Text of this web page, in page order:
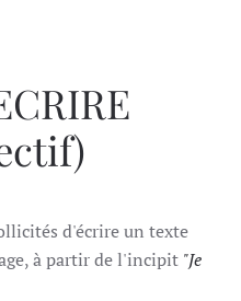
d'écrire un texte
à partir de l'incipit "Je